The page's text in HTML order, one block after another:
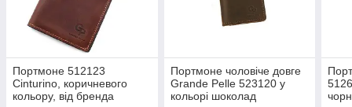
Портмоне 512123
Сinturino, коричневого
кольору, від бренда
Портмоне чоловіче довге
Grande Pelle 523120 у
кольорі шоколад